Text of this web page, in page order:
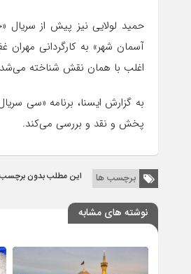
حمید لولایی نیز پیش از سریال
آسمان شهر» به کارگردانی
اغلب با همان نقش شناخته می‌شد،
پخش و نقد و بررسی می‌کند.
برچسب ها این مطلب بدون
نوشته های مشابه